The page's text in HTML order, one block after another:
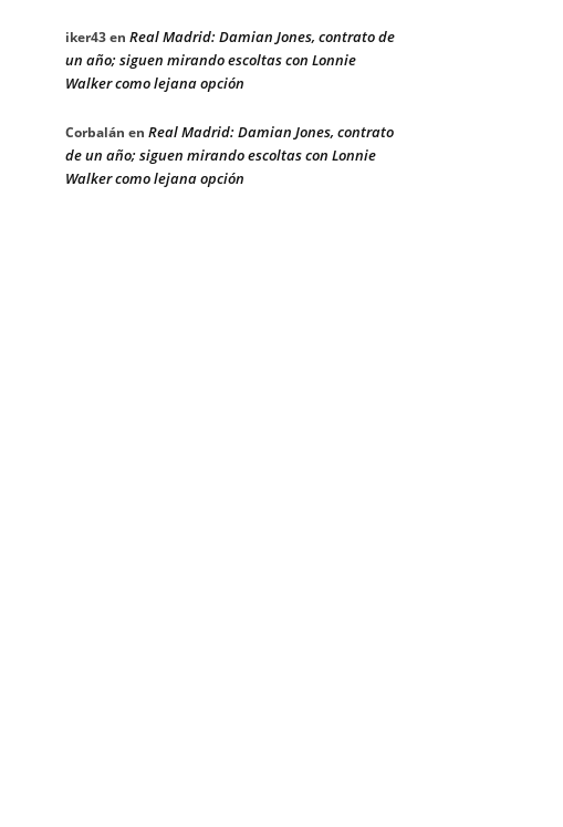
iker43en Real Madrid: Damian Jones, contrato de
un año; siguen mirando escoltas con Lonnie
Walker como lejana opción
Corbalán en Real Madrid: Damian Jones, contrato
de un año; siguen mirando escoltas con Lonnie
Walker como lejana opción